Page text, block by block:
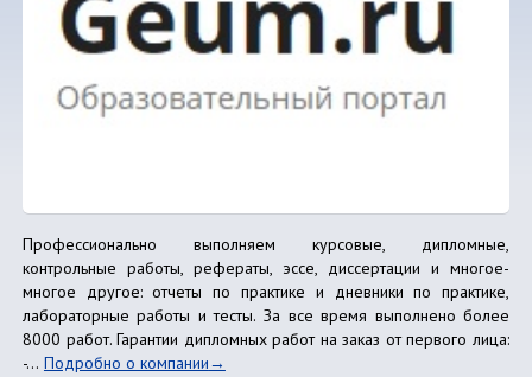
Профессионально выполняем курсовые, дипломные,
контрольные работы, рефераты, эссе, диссертации и многое-
многое другое: отчеты по практике и дневники по практике,
лабораторные работы и тесты. За все время выполнено более
8000 работ. Гарантии дипломных работ на заказ от первого лица:
-... Подробно о компании